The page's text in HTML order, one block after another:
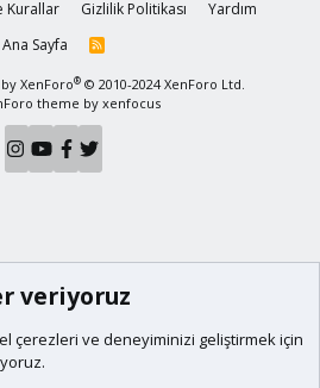
Kurallar Gizlilik Politikası
Yardım
Ana Sayfa
R
S
XenForo® © 2010-2024 XenForo Ltd.
theme by xenfocus
veriyoruz
çerezleri ve deneyiminizi geliştirmek için